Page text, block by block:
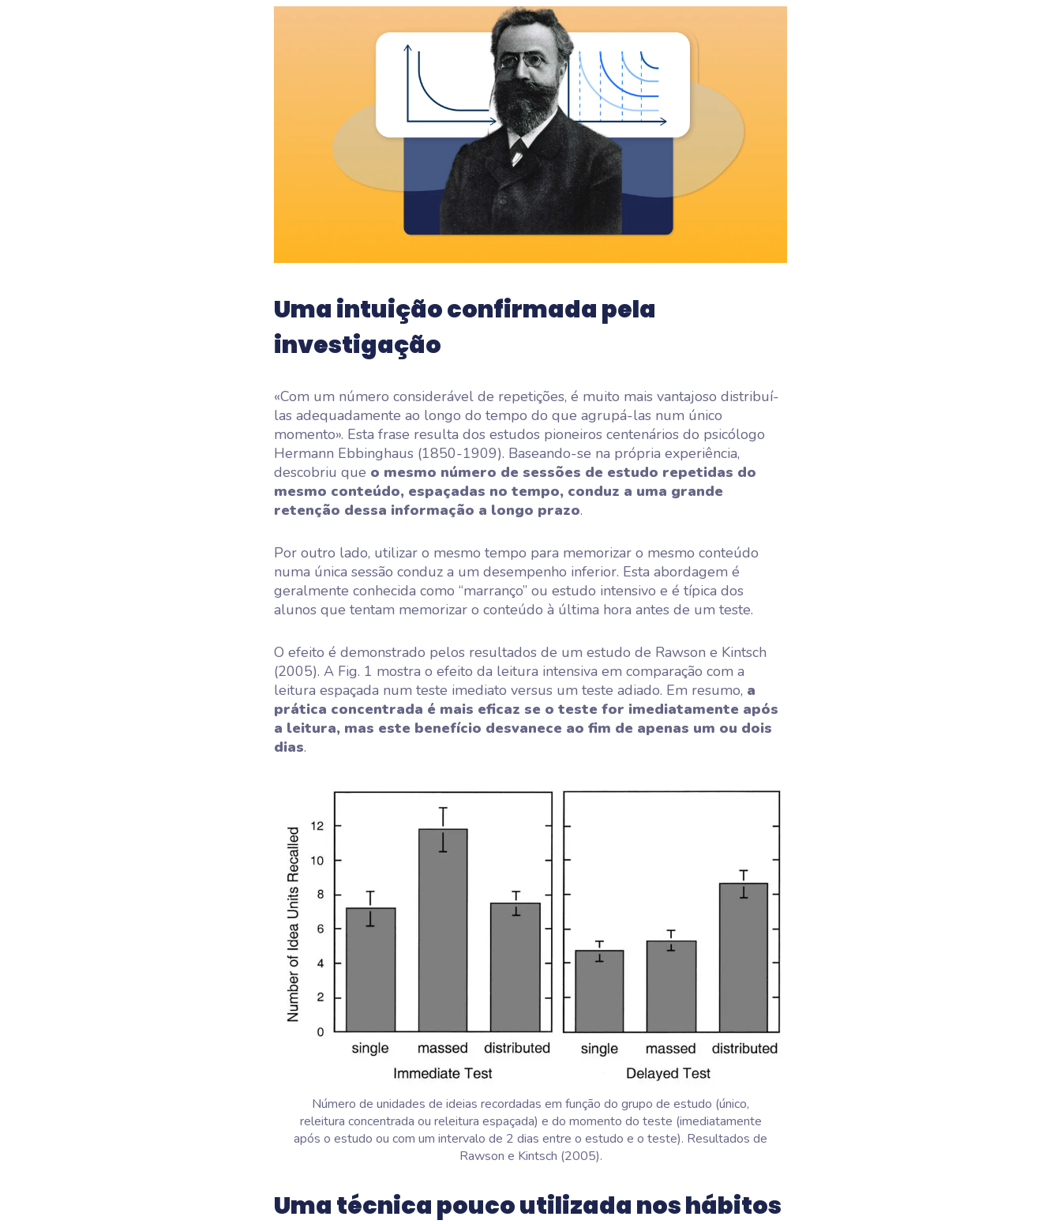
vida na Wooclap
Wooflash, a plataforma de
microlearning da Wooclap
Uma intuição confirmada pela
investigação
«Com um número considerável de repetições, é muito mais vantajoso distribuí-
las adequadamente ao longo do tempo do que agrupá-las num único
momento». Esta frase resulta dos estudos pioneiros centenários do psicólogo
Hermann Ebbinghaus (1850-1909). Baseando-se na própria experiência,
descobriu que o mesmo número de sessões de estudo repetidas do
mesmo conteúdo, espaçadas no tempo, conduz a uma grande
retenção dessa informação a longo prazo.
Por outro lado, utilizar o mesmo tempo para memorizar o mesmo conteúdo
numa única sessão conduz a um desempenho inferior. Esta abordagem é
geralmente conhecida como “marranço” ou estudo intensivo e é típica dos
alunos que tentam memorizar o conteúdo à última hora antes de um teste.
O efeito é demonstrado pelos resultados de um estudo de Rawson e Kintsch
(2005). A Fig. 1 mostra o efeito da leitura intensiva em comparação com a
leitura espaçada num teste imediato versus um teste adiado. Em resumo, a
prática concentrada é mais eficaz se o teste for imediatamente após
a leitura, mas este benefício desvanece ao fim de apenas um ou dois
dias.
Número de unidades de ideias recordadas em função do grupo de estudo (único,
releitura concentrada ou releitura espaçada) e do momento do teste (imediatamente
após o estudo ou com um intervalo de 2 dias entre o estudo e o teste). Resultados de
Rawson e Kintsch (2005).
Uma técnica pouco utilizada nos hábitos